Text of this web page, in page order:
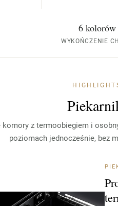
6 kolorów
WYKOŃCZENIE
komory z termoobiegiem i
poziomach jednocześnie, bez